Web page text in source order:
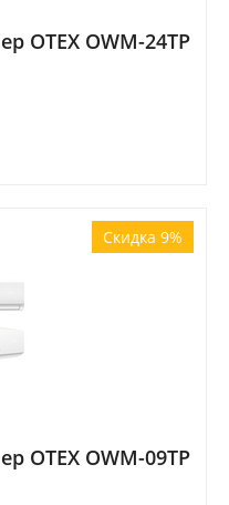
OTEX OWM-24TP
Скидка 9%
OTEX OWM-09TP